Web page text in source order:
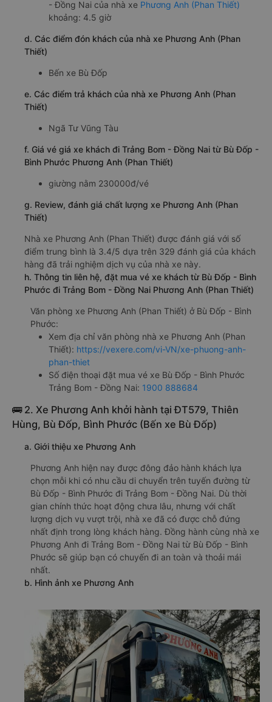
- Đồng Nai của nhà xe Phương Anh (Phan Thiết)
khoảng: 4.5 giờ
d. Các điểm đón khách của nhà xe Phương Anh (Phan
Thiết)
Bến xe Bù Đốp
e. Các điểm trả khách của nhà xe Phương Anh (Phan
Thiết)
Ngã Tư Vũng Tàu
f. Giá vé giá xe khách đi Trảng Bom - Đồng Nai từ Bù Đốp -
Bình Phước Phương Anh (Phan Thiết)
giường nằm 230000đ/vé
g. Review, đánh giá chất lượng xe Phương Anh (Phan
Thiết)
Nhà xe Phương Anh (Phan Thiết) được đánh giá với số
điểm trung bình là 3.4/5 dựa trên 329 đánh giá của khách
hàng đã trải nghiệm dịch vụ của nhà xe này.
h. Thông tin liên hệ, đặt mua vé xe khách từ Bù Đốp - Bình
Phước đi Trảng Bom - Đồng Nai Phương Anh (Phan Thiết)
Văn phòng xe Phương Anh (Phan Thiết) ở Bù Đốp - Bình
Phước:
Xem địa chỉ văn phòng nhà xe Phương Anh (Phan
Thiết): https://vexere.com/vi-VN/xe-phuong-anh-
phan-thiet
Số điện thoại đặt mua vé xe Bù Đốp - Bình Phước
Trảng Bom - Đồng Nai: 1900 888684
🚌 2. Xe Phương Anh khởi hành tại ĐT579, Thiên
Hùng, Bù Đốp, Bình Phước (Bến xe Bù Đốp)
a. Giới thiệu xe Phương Anh
Phương Anh hiện nay được đông đảo hành khách lựa
chọn mỗi khi có nhu cầu di chuyển trên tuyến đường từ
Bù Đốp - Bình Phước đi Trảng Bom - Đồng Nai. Dù thời
gian chính thức hoạt động chưa lâu, nhưng với chất
lượng dịch vụ vượt trội, nhà xe đã có được chỗ đứng
nhất định trong lòng khách hàng. Đồng hành cùng nhà xe
Phương Anh đi Trảng Bom - Đồng Nai từ Bù Đốp - Bình
Phước sẽ giúp bạn có chuyến đi an toàn và thoải mái
nhất.
b. Hình ảnh xe Phương Anh